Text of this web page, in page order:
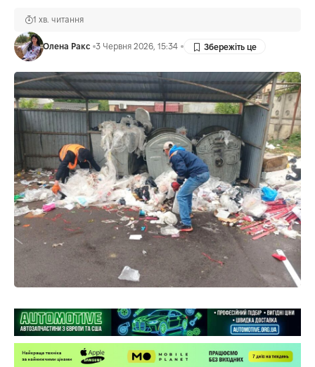
Олена Ракс 3 Червня 2026, 15:34
1 хв. читання